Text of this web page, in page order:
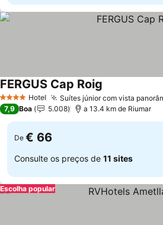
4 EstrelasHotel Suítes júnior com vista
FERGUS Cap Roig
7,9 Boa 5.008 a 13.4 km de Riumar
De € 66
Consulte os preços de 11 sites
Escolha popular